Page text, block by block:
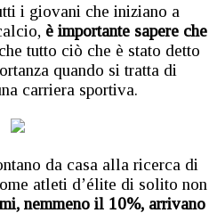
i giovani che iniziano a
è importante sapere che
tutto ciò che è stato detto
quando si tratta di
carriera sportiva.
da casa alla ricerca di
atleti d’élite di solito non
nemmeno il 10%, arrivano